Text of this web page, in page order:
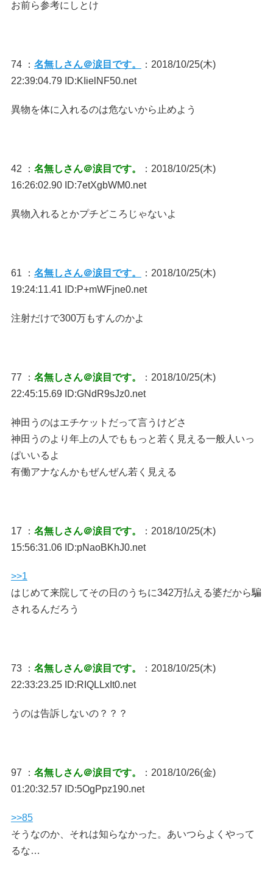
お前ら参考にしとけ
74 ： 名無しさん＠涙目です。
：2018/10/25(木)
22:39:04.79 ID:KIielNF50.net
異物を体に入れるのは危ないから止めよう
42 ： 名無しさん＠涙目です。
：2018/10/25(木)
16:26:02.90 ID:7etXgbWM0.net
異物入れるとかプチどころじゃないよ
61 ： 名無しさん＠涙目です。
：2018/10/25(木)
19:24:11.41 ID:P+mWFjne0.net
注射だけで300万もすんのかよ
77 ： 名無しさん＠涙目です。
：2018/10/25(木)
22:45:15.69 ID:GNdR9sJz0.net
神田うのはエチケットだって言うけどさ
神田うのより年上の人でももっと若く見える一般人いっ
ぱいいるよ
有働アナなんかもぜんぜん若く見える
17 ： 名無しさん＠涙目です。
：2018/10/25(木)
15:56:31.06 ID:pNaoBKhJ0.net
>>1
はじめて来院してその日のうちに342万払える婆だから騙
されるんだろう
73 ： 名無しさん＠涙目です。
：2018/10/25(木)
22:33:23.25 ID:RIQLLxIt0.net
うのは告訴しないの？？？
97 ： 名無しさん＠涙目です。
：2018/10/26(金)
01:20:32.57 ID:5OgPpz190.net
>>85
そうなのか、それは知らなかった。あいつらよくやって
るな…